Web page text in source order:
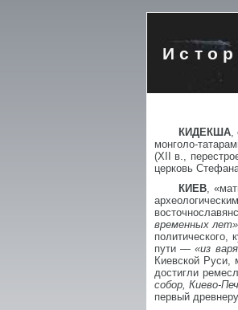
КИДЕКША,
монголо-
(XII в.,
церковь
КИЕВ,
временных лет»
политического,
пути —«из
Киевской Руси,
достигли
собор, Киево-
первый